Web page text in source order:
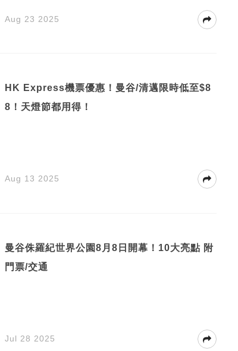
Aug 23 2025
HK Express機票優惠！曼谷/清邁限時低至$8
8！天燈節都用得！
Aug 13 2025
曼谷侏羅紀世界公園8月8日開幕！10大亮點 附
門票/交通
Jul 28 2025